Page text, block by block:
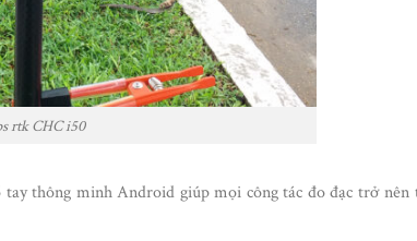
rtk CHC i50
thông minh Android giúp mọi công tác đo đạc trở nên